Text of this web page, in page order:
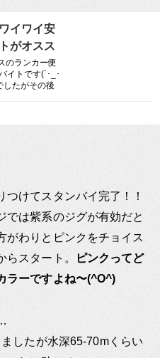
イワイ安
がオスス
求めて |
のランカー便
イトです(´･_･
したがその後
自分がお手
けてスタンバイ完了！！
では紫系のジグが有効だと
わりとピンクをチョイス
らスタート。
ピンクってど
ラーですよね〜(^O^)
したが水深65-70mくらい